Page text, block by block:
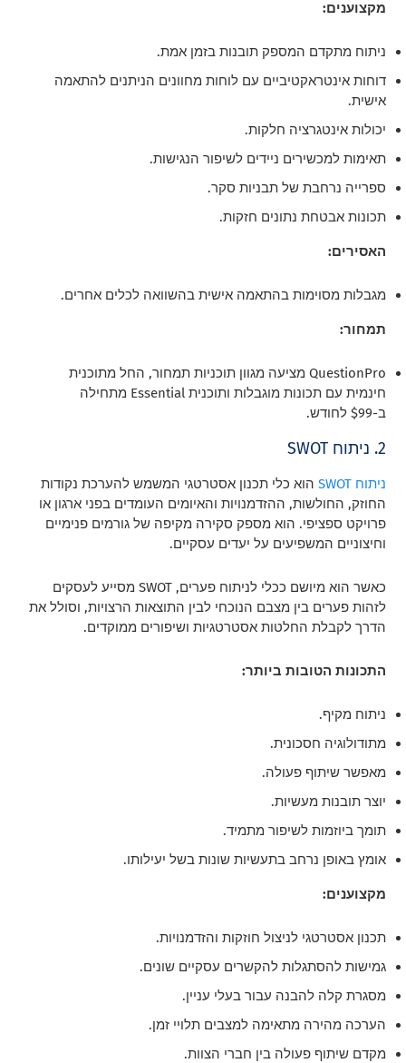
מקצוענים:
ניתוח מתקדם המספק תובנות בזמן אמת.
דוחות אינטראקטיביים עם לוחות מחוונים הניתנים להתאמה
אישית.
יכולות אינטגרציה חלקות.
תאימות למכשירים ניידים לשיפור הנגישות.
ספרייה נרחבת של תבניות סקר.
תכונות אבטחת נתונים חזקות.
האסירים:
מגבלות מסוימות בהתאמה אישית בהשוואה לכלים אחרים.
תמחור:
QuestionPro מציעה מגוון תוכניות תמחור, החל מתוכנית
חינמית עם תכונות מוגבלות ותוכנית Essential מתחילה
ב-$99 לחודש.
2. ניתוח SWOT
ניתוח SWOT
הוא כלי תכנון אסטרטגי המשמש להערכת נקודות
החוזק, החולשות, ההזדמנויות והאיומים העומדים בפני ארגון או
פרויקט ספציפי. הוא מספק סקירה מקיפה של גורמים פנימיים
וחיצוניים המשפיעים על יעדים עסקיים.
כאשר הוא מיושם ככלי לניתוח פערים, SWOT מסייע לעסקים
לזהות פערים בין מצבם הנוכחי לבין התוצאות הרצויות, וסולל את
הדרך לקבלת החלטות אסטרטגיות ושיפורים ממוקדים.
התכונות הטובות ביותר:
ניתוח מקיף.
מתודולוגיה חסכונית.
מאפשר שיתוף פעולה.
יוצר תובנות מעשיות.
תומך ביוזמות לשיפור מתמיד.
אומץ באופן נרחב בתעשיות שונות בשל יעילותו.
מקצוענים:
תכנון אסטרטגי לניצול חוזקות והזדמנויות.
גמישות להסתגלות להקשרים עסקיים שונים.
מסגרת קלה להבנה עבור בעלי עניין.
הערכה מהירה מתאימה למצבים תלויי זמן.
מקדם שיתוף פעולה בין חברי הצוות.